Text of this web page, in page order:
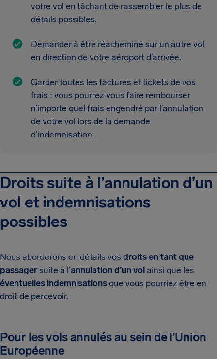
votre vol en tâchant de rassembler le plus de
détails possibles.
Demander à être réacheminé sur un autre vol
en direction de votre aéroport d’arrivée.
Garder toutes les factures et tickets de vos
frais : vous pourrez vous faire rembourser
n’importe quel frais engendré par l’annulation
de votre vol lors de la demande
d’indemnisation.
Droits suite à l’annulation d’un
vol et indemnisations
possibles
Nous aborderons en détails vos droits en tant que
passagersuite à l’annulation d’un vol ainsi que les
éventuelles indemnisationsque vous pourriez être en
droit de percevoir.
Pour les vols annulés au sein de l’Union
Européenne